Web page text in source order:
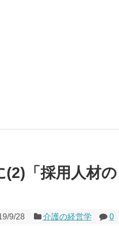
「採用人材の
9/28 介護の経営学 0